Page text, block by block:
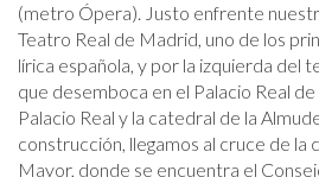
(metro Ópera). Justo enfrente
Teatro Real de Madrid, uno de los
lírica española, y por la izquierda del
que desemboca en el Palacio Real
Palacio Real y la catedral de la
construcción, llegamos al cruce de la
Mayor, donde se encuentra el